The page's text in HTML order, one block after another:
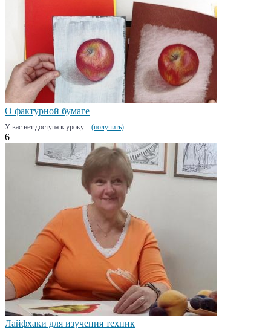
О фактурной бумаге
У вас нет доступа к уроку (получить)
6
Лайфхаки для изучения техник